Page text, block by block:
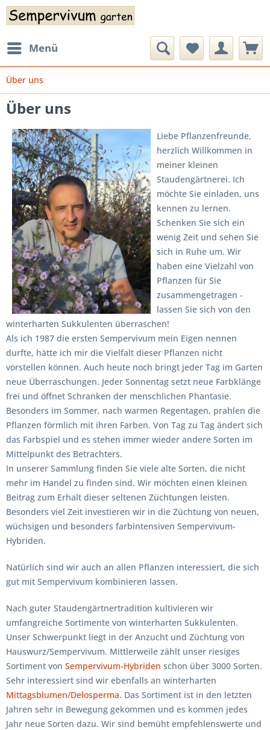
Menü
Über uns
Über uns
Liebe Pflanzenfreunde,
herzlich Willkommen in
meiner kleinen
Staudengärtnerei. Ich
möchte Sie einladen, uns
kennen zu lernen.
Schenken Sie sich ein
wenig Zeit und sehen Sie
sich in Ruhe um. Wir
haben eine Vielzahl von
Pflanzen für Sie
zusammengetragen -
lassen Sie sich von den
winterharten Sukkulenten überraschen!
Als ich 1987 die ersten Sempervivum mein Eigen nennen
durfte, hätte ich mir die Vielfalt dieser Pflanzen nicht
vorstellen können. Auch heute noch bringt jeder Tag im Garten
neue Überraschungen. Jeder Sonnentag setzt neue Farbklänge
frei und öffnet Schranken der menschlichen Phantasie.
Besonders im Sommer, nach warmen Regentagen, prahlen die
Pflanzen förmlich mit ihren Farben. Von Tag zu Tag ändert sich
das Farbspiel und es stehen immer wieder andere Sorten im
Mittelpunkt des Betrachters.
In unserer Sammlung finden Sie viele alte Sorten, die nicht
mehr im Handel zu finden sind. Wir möchten einen kleinen
Beitrag zum Erhalt dieser seltenen Züchtungen leisten.
Besonders viel Zeit investieren wir in die Züchtung von neuen,
wüchsigen und besonders farbintensiven Sempervivum-
Hybriden.
Natürlich sind wir auch an allen Pflanzen interessiert, die sich
gut mit Sempervivum kombinieren lassen.
Nach guter Staudengärtnertradition kultivieren wir
umfangreiche Sortimente von winterharten Sukkulenten.
Unser Schwerpunkt liegt in der Anzucht und Züchtung von
Hauswurz/Sempervivum. Mittlerweile zählt unser riesiges
Sortiment von Sempervivum-Hybriden schon über 3000 Sorten.
Sehr interessiert sind wir ebenfalls an winterharten
Mittagsblumen/Delosperma. Das Sortiment ist in den letzten
Jahren sehr in Bewegung gekommen und es kommen jedes
Jahr neue Sorten dazu. Wir sind bemüht empfehlenswerte und